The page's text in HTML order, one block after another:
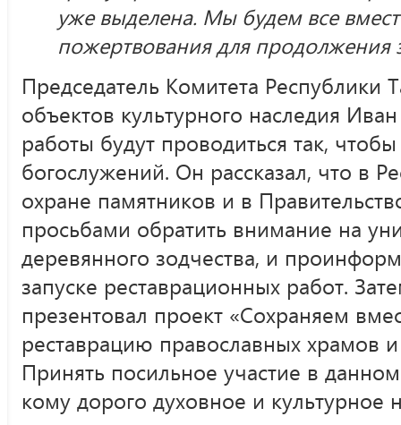
уже выделена. Мы будем все
пожертвования для продолжения
Председатель Комитета Республики
объектов культурного наследия
работы будут проводиться так,
богослужений. Он рассказал, что в
охране памятников и в
просьбами обратить внимание на
деревянного зодчества, и
запуске реставрационных работ.
презентовал проект «Сохраняем
реставрацию православных храмов
Принять посильное участие в
кому дорого духовное и культурное